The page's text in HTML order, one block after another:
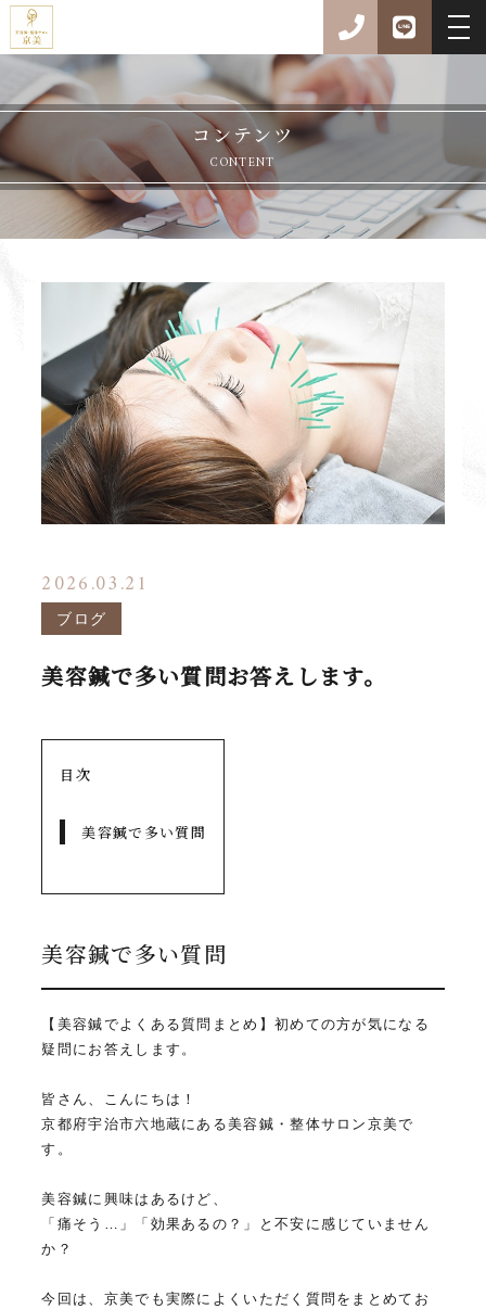
コンテンツ
CONTENT
2026.03.21
ブログ
美容鍼で多い質問お答えします。
目次
美容鍼で多い質問
美容鍼で多い質問
【美容鍼でよくある質問まとめ】初めての方が気になる
疑問にお答えします。
皆さん、こんにちは！
京都府宇治市六地蔵にある美容鍼・整体サロン京美で
す。
美容鍼に興味はあるけど、
「痛そう…」「効果あるの？」と不安に感じていません
か？
今回は、京美でも実際によくいただく質問をまとめてお